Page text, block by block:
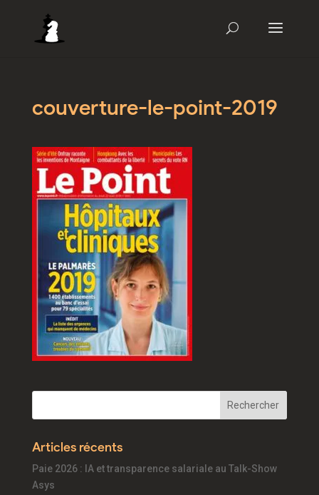
couverture-le-point-2019
Articles récents
Paie 2026 : IA et transparence salariale au Talk-Show
Asys